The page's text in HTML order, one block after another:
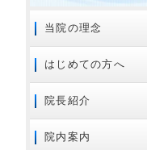
2024年09月
2024年08月
2024年07月
2024年01月
2023年11月
2023年02月
当院の理念
はじめての方へ
院長紹介
院内案内